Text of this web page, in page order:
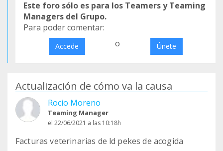
Este foro sólo es para los Teamers y Teaming
Managers del Grupo.
Para poder comentar:
Accede o Únete
Actualización de cómo va la causa
Rocio Moreno
Teaming Manager
el 22/06/2021 a las 10:18h
Facturas veterinarias de ld pekes de acogida